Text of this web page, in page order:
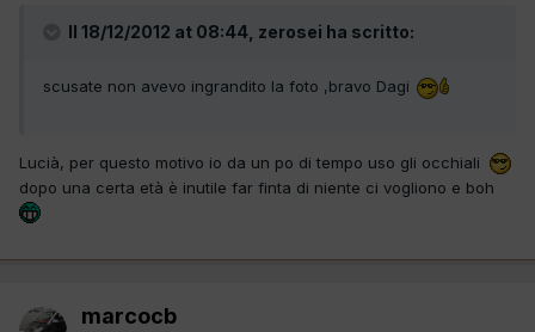
Il 18/12/2012 at 08:44, zerosei ha scritto:
scusate non avevo ingrandito la foto ,bravo Dagi
Lucià, per questo motivo io da un po di tempo uso gli occhiali
dopo una certa età è inutile far finta di niente ci vogliono e boh
marcocb